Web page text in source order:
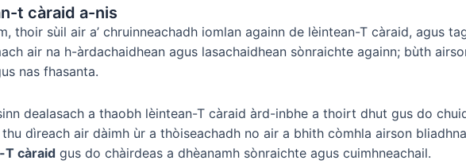
t càraid a-nis
thoir sùil air a’ chruinneachadh iomlan againn de lèintean-T càraid, agus
air na h-àrdachaidhean agus lasachaidhean sònraichte againn; bùth
nas fhasanta.
dealasach a thaobh lèintean-T càraid àrd-inbhe a thoirt dhut gus do
dìreach air dàimh ùr a thòiseachadh no air a bhith còmhla airson
T càraid gus do chàirdeas a dhèanamh sònraichte agus cuimhneachail.